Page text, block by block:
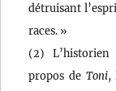
détruisant
races. »
(2) L’historien
propos de Toni,